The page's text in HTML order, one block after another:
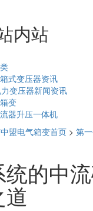
内站
式变压器资讯
变压器新闻资讯
变
器升压一体机
盟电气箱变首页 > 第
统的中